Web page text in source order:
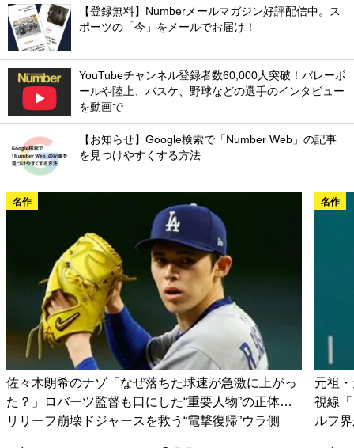
【登録無料】Numberメールマガジン好評配信中。ス
ポーツの「今」をメールでお届け！
YouTubeチャンネル登録者数60,000人突破！バレーボ
ールや陸上、バスケ、野球などの選手のインタビュー
を動画で
【お知らせ】Google検索で「Number Web」の記事
を見つけやすくする方法
名作
佐々木朗希のナゾ「なぜ落ちた球速が急激に上がっ
た？」ロバーツ監督も口にした“重要人物”の正体…
リリーフ崩壊ドジャースを救う“電撃復帰”ウラ側
名作
元祖
視線
ルフ